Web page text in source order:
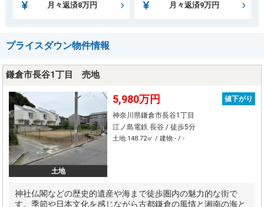
月々返済8万円 月々返済9万円
プライスダウン物件情報
鎌倉市長谷1丁目 売地
土地
5,980万円
値下がり
神奈川県鎌倉市長谷1丁目
江ノ島電鉄 長谷 / 徒歩5分
土地:148.72㎡ / 建物:- / -
神社仏閣などの歴史的遺産や海まで徒歩圏内の魅力的な街で
す。季節や日本文化を感じながら古都鎌倉の風情と湘南の海と